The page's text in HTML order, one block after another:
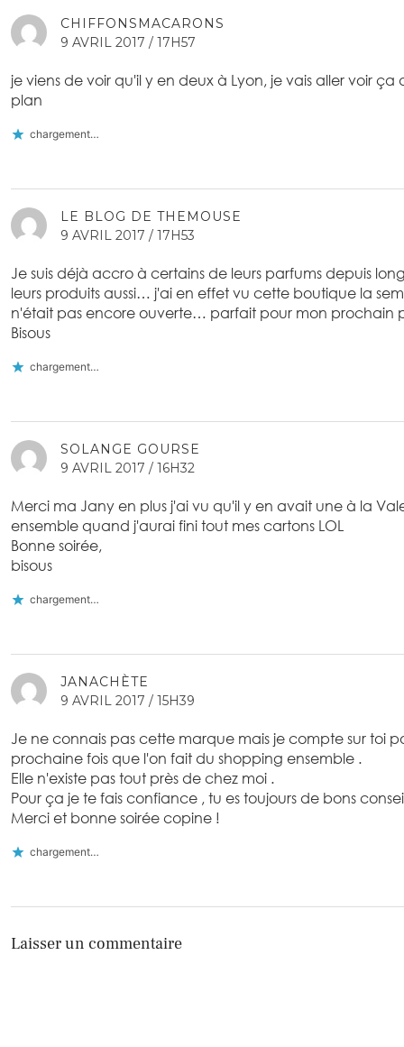
CHIFFONSMACARONS
9 AVRIL 2017 / 17H57
je viens de voir qu'il y en deux à Lyon, je vais aller voir
plan
chargement…
LE BLOG DE THEMOUSE
9 AVRIL 2017 / 17H53
Je suis déjà accro à certains de leurs parfums depuis
leurs produits aussi… j'ai en effet vu cette boutique la
n'était pas encore ouverte… parfait pour mon prochain
Bisous
chargement…
SOLANGE GOURSE
9 AVRIL 2017 / 16H32
Merci ma Jany en plus j'ai vu qu'il y en avait une à la
ensemble quand j'aurai fini tout mes cartons LOL
Bonne soirée,
bisous
chargement…
JANACHÈTE
9 AVRIL 2017 / 15H39
Je ne connais pas cette marque mais je compte sur toi
prochaine fois que l'on fait du shopping ensemble .
Elle n'existe pas tout près de chez moi .
Pour ça je te fais confiance , tu es toujours de bons
Merci et bonne soirée copine !
chargement…
Laisser un commentaire